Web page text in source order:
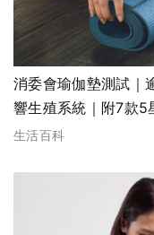
消委會瑜伽墊測試
響生殖系統｜附7款5
生活百科